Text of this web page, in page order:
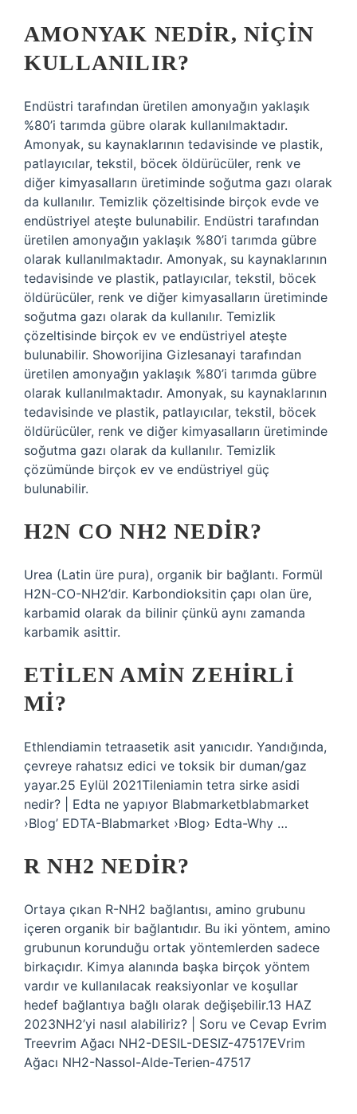
AMONYAK NEDIR, NIÇIN
KULLANILIR?
Endüstri tarafından üretilen amonyağın yaklaşık
%80’i tarımda gübre olarak kullanılmaktadır.
Amonyak, su kaynaklarının tedavisinde ve plastik,
patlayıcılar, tekstil, böcek öldürücüler, renk ve
diğer kimyasalların üretiminde soğutma gazı olarak
da kullanılır. Temizlik çözeltisinde birçok evde ve
endüstriyel ateşte bulunabilir. Endüstri tarafından
üretilen amonyağın yaklaşık %80’i tarımda gübre
olarak kullanılmaktadır. Amonyak, su kaynaklarının
tedavisinde ve plastik, patlayıcılar, tekstil, böcek
öldürücüler, renk ve diğer kimyasalların üretiminde
soğutma gazı olarak da kullanılır. Temizlik
çözeltisinde birçok ev ve endüstriyel ateşte
bulunabilir. Showorijina Gizlesanayi tarafından
üretilen amonyağın yaklaşık %80’i tarımda gübre
olarak kullanılmaktadır. Amonyak, su kaynaklarının
tedavisinde ve plastik, patlayıcılar, tekstil, böcek
öldürücüler, renk ve diğer kimyasalların üretiminde
soğutma gazı olarak da kullanılır. Temizlik
çözümünde birçok ev ve endüstriyel güç
bulunabilir.
H2N CO NH2 NEDIR?
Urea (Latin üre pura), organik bir bağlantı. Formül
H2N-CO-NH2’dir. Karbondioksitin çapı olan üre,
karbamid olarak da bilinir çünkü aynı zamanda
karbamik asittir.
ETILEN AMIN ZEHIRLI
MI?
Ethlendiamin tetraasetik asit yanıcıdır. Yandığında,
çevreye rahatsız edici ve toksik bir duman/gaz
yayar.25 Eylül 2021Tileniamin tetra sirke asidi
nedir? | Edta ne yapıyor Blabmarketblabmarket
›Blog’ EDTA-Blabmarket ›Blog› Edta-Why …
R NH2 NEDIR?
Ortaya çıkan R-NH2 bağlantısı, amino grubunu
içeren organik bir bağlantıdır. Bu iki yöntem, amino
grubunun korunduğu ortak yöntemlerden sadece
birkaçıdır. Kimya alanında başka birçok yöntem
vardır ve kullanılacak reaksiyonlar ve koşullar
hedef bağlantıya bağlı olarak değişebilir.13 HAZ
2023NH2’yi nasıl alabiliriz? | Soru ve Cevap Evrim
Treevrim Ağacı NH2-DESIL-DESIZ-47517EVrim
Ağacı NH2-Nassol-Alde-Terien-47517